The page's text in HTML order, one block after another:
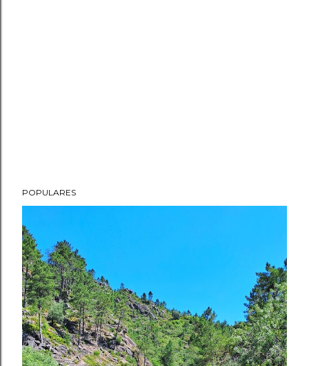
POPULARES